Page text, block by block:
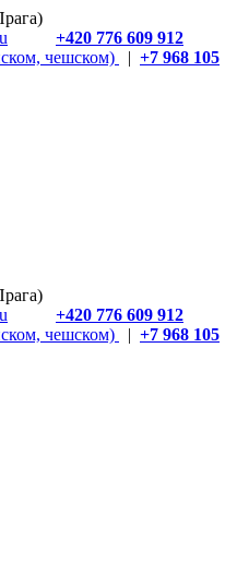
+420 776 609 912
чешском)
| +7 968 105
+420 776 609 912
чешском)
| +7 968 105